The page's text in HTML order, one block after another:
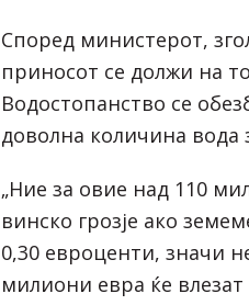
Според министерот,
приносот се должи на
Водостопанство се
доволна количина вода
„Ние за овие над 110
винско грозје ако
0,30 евроценти, значи
милиони евра ќе влезат